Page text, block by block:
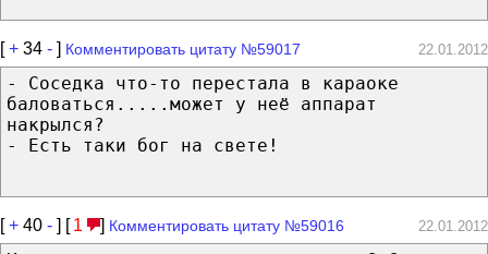
[+ 34 - ] Комментировать цитату №59017 22.01.2012
- Соседка что-то перестала в караоке
баловаться.....может у неё аппарат
накрылся?
- Есть таки бог на свете!
[+ 40 - ] [ 1 ] Комментировать цитату №59016 22.01.2012